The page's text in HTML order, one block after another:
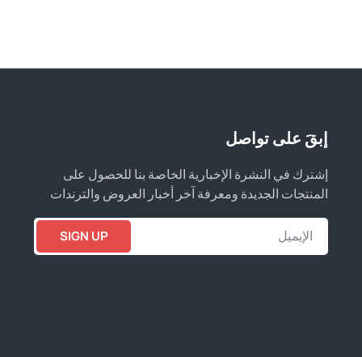
إبقَ على تواصل
إشترك في النشرة الإخبارية الخاصة بنا للحصول على
المنتجات الجديدة ومعرفة آخر أخبار العروض والترندات
SIGN UP